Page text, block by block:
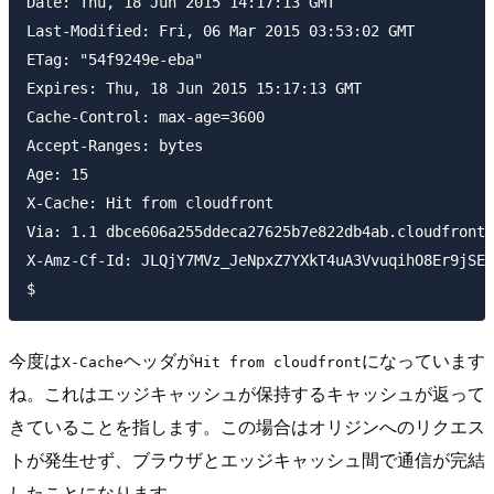
Last-Modified: Fri, 06 Mar 2015 03:53:02 GMT
ETag: "54f9249e-eba"
Expires: Thu, 18 Jun 2015 15:17:13 GMT
Cache-Control: max-age=3600
Accept-Ranges: bytes
Age: 15
X-Cache: Hit from cloudfront
Via: 1.1
X-Amz-Cf-Id:
今度はX-CacheヘッダがHit from cloudfrontになっています
ね。これはエッジキャッシュが保持するキャッシュが返って
きていることを指します。この場合はオリジンへのリクエス
トが発生せず、ブラウザとエッジキャッシュ間で通信が完結